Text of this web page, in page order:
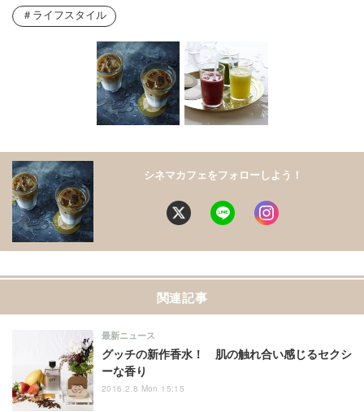
ライフスタイル
シネマカフェをフォローしよう！
関連記事
グッチの新作香水！ 肌の触れ合い感じるセクシ
ーな香り
最新ニュース
2016.2.8 Mon 15:15